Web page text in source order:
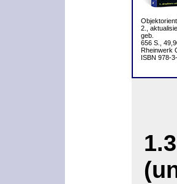
2.,
geb.
656 S.,
Rheinwerk
ISBN 978-